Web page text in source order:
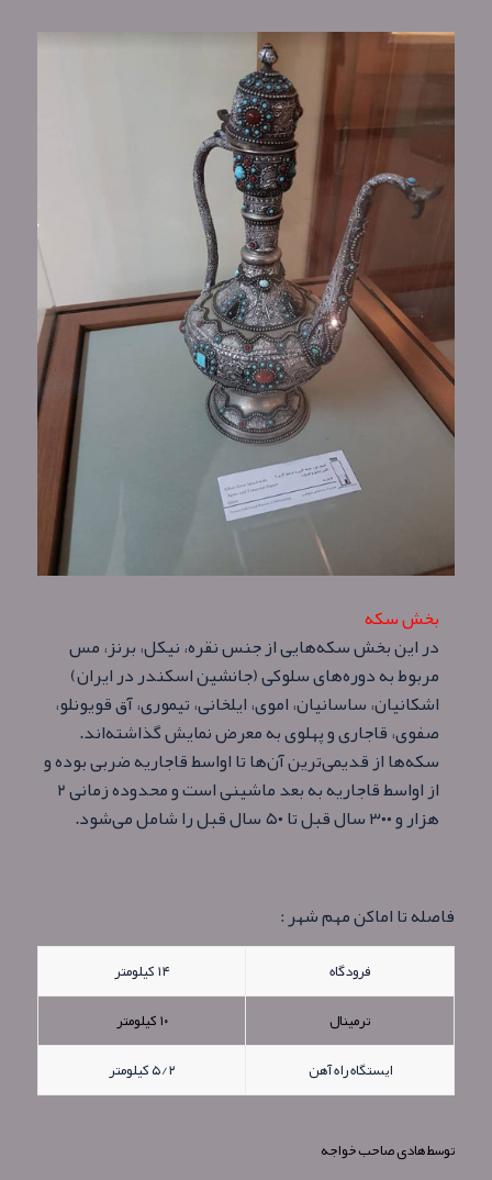
بخش سکه
در این بخش سکه‌هایی از جنس نقره، نیکل، برنز، مس
مربوط به دوره‌های سلوکی (جانشین اسکندر در ایران)
اشکانیان، ساسانیان، اموی، ایلخانی، تیموری، آق قویونلو،
صفوی، قاجاری و پهلوی به معرض نمایش گذاشته‌اند.
سکه‌ها از قدیمی‌ترین آن‌ها تا اواسط قاجاریه ضربی بوده و
از اواسط قاجاریه به بعد ماشینی است و محدوده زمانی ۲
هزار و ۳۰۰ سال قبل تا ۵۰ سال قبل را شامل می‌شود.
فاصله تا اماکن مهم شهر :
فرودگاه
۱۴ کیلومتر
ترمینال
۱۰ کیلومتر
ایستگاه راه آهن
۵/۲ کیلومتر
توسطهادی صاحب خواجه